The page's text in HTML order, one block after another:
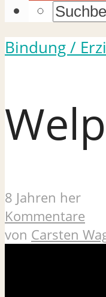
Bindung /
8 Jahren her
Kommentare
von Carsten